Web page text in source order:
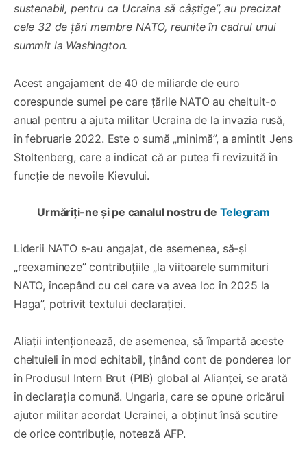
sustenabil, pentru ca Ucraina să câștige”, au precizat
cele 32 de țări membre NATO, reunite în cadrul unui
summit la Washington.
Acest angajament de 40 de miliarde de euro
corespunde sumei pe care țările NATO au cheltuit-o
anual pentru a ajuta militar Ucraina de la invazia rusă,
în februarie 2022. Este o sumă „minimă”, a amintit Jens
Stoltenberg, care a indicat că ar putea fi revizuită în
funcție de nevoile Kievului.
Urmăriți-ne și pe canalul nostru de Telegram
Liderii NATO s-au angajat, de asemenea, să-şi
„reexamineze” contribuțiile „la viitoarele summituri
NATO, începând cu cel care va avea loc în 2025 la
Haga”, potrivit textului declarației.
Aliații intenționează, de asemenea, să împartă aceste
cheltuieli în mod echitabil, ținând cont de ponderea lor
în Produsul Intern Brut (PIB) global al Alianței, se arată
în declarația comună. Ungaria, care se opune oricărui
ajutor militar acordat Ucrainei, a obținut însă scutire
de orice contribuție, notează AFP.